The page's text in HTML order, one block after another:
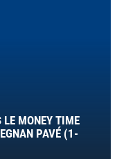
LE MONEY TIME
PAVÉ (1-